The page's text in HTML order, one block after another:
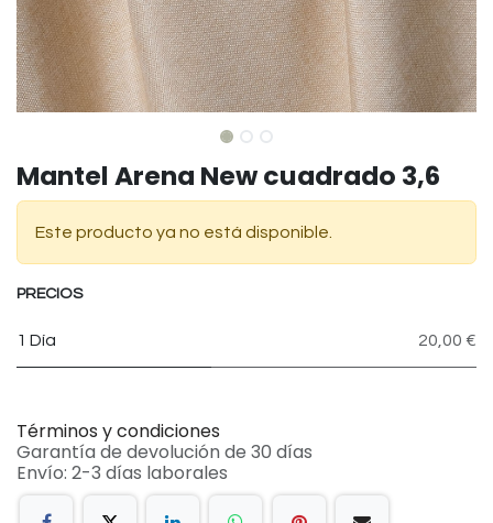
Mantel Arena New cuadrado 3,6
Este producto ya no está disponible.
PRECIOS
1 Día 20,00 €
Términos y condiciones
Garantía de devolución de 30 días
Envío: 2-3 días laborales